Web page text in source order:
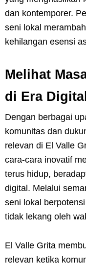
dan kontemporer.
seni lokal
kehilangan esensi
Melihat
di Era Digital
Dengan berbagai
komunitas dan
relevan di El Valle
cara-cara inovatif
terus hidup,
digital. Melalui
seni lokal
tidak lekang oleh
El Valle Grita
relevan ketika